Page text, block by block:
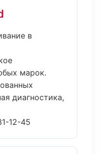
в
марок.
диагностика,
12-45